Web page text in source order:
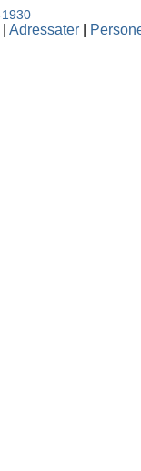
Adressater